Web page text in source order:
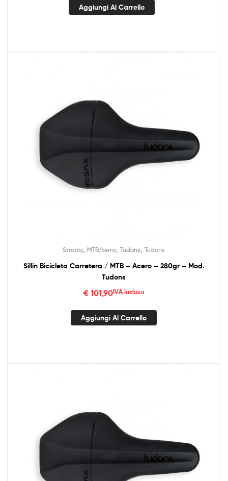
Aggiungi Al Carrello
Strada MTB/terra Tudons Tudons
Sillín Bicicleta Carretera / MTB – Acero – 280gr – Mod.
Tudons
€101,90IVA inclusa
Aggiungi Al Carrello